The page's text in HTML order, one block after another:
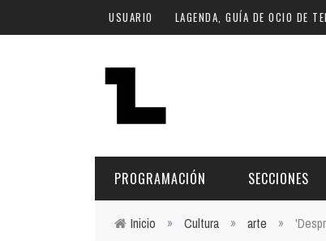
Pasar al contenido principal
USUARIO LAGENDA, GUÍA DE OCIO DE
PROGRAMACIÓN SECCIONES
Inicio » Cultura » arte »